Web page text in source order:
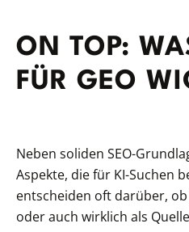
ON TOP:
FÜR GEO
Neben soliden SEO-
Aspekte, die für KI-Suchen
entscheiden oft darüber,
oder auch wirklich als